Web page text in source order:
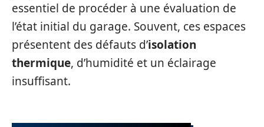
essentiel de procéder à une évaluation de
l’état initial du garage. Souvent, ces espaces
présentent des défauts d’isolation
thermique, d’humidité et un éclairage
insuffisant.